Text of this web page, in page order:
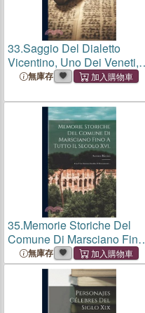
33.Saggio Del Dialetto
Vicentino, Uno Dei Veneti,
Ossia Raccolta Di Voci
無庫存
35.Memorie Storiche Del
Comune Di Marsciano Fino
A Tutto Il Secolo Xvi.: Con
Uno Statuto Inedito E
Documenti...
無庫存